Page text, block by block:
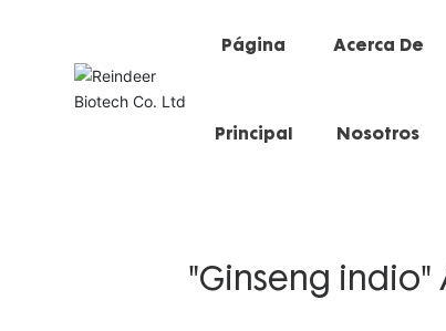
Página
Principal
Acerca De
Nosotros
Noticias de la compañía
"Ginseng